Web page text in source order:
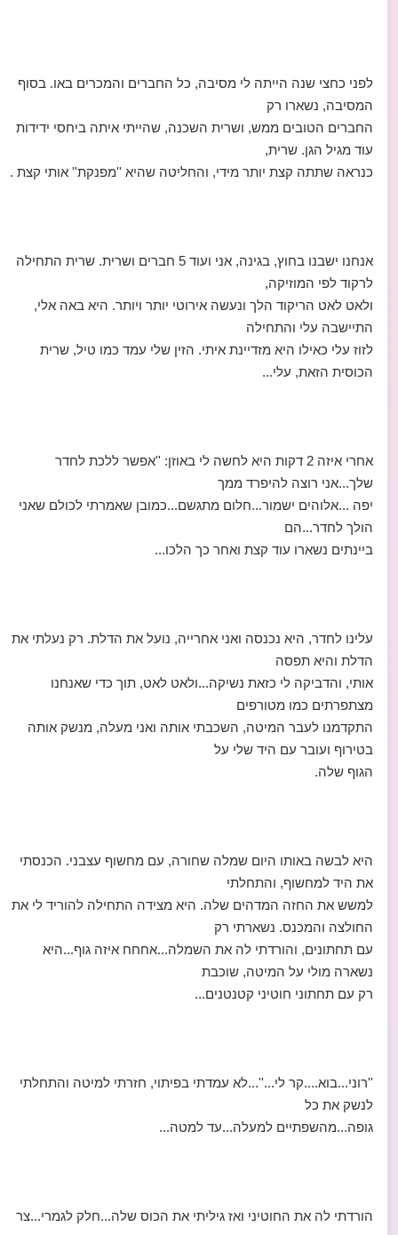
לפני כחצי שנה הייתה לי מסיבה, כל החברים והמכרים באו. בסוף
המסיבה, נשארו רק
החברים הטובים ממש, ושרית השכנה, שהייתי איתה ביחסי ידידות
עוד מגיל הגן. שרית,
כנראה שתתה קצת יותר מידי, והחליטה שהיא ''מפנקת'' אותי קצת .
אנחנו ישבנו בחוץ, בגינה, אני ועוד 5 חברים ושרית. שרית התחילה
לרקוד לפי המוזיקה,
ולאט לאט הריקוד הלך ונעשה אירוטי יותר ויותר. היא באה אלי,
התיישבה עלי והתחילה
לזוז עלי כאילו היא מזדיינת איתי. הזין שלי עמד כמו טיל, שרית
הכוסית הזאת, עלי...
אחרי איזה 2 דקות היא לחשה לי באוזן: ''אפשר ללכת לחדר
שלך...אני רוצה להיפרד ממך
יפה ...אלוהים ישמור...חלום מתגשם...כמובן שאמרתי לכולם שאני
הולך לחדר...הם
ביינתים נשארו עוד קצת ואחר כך הלכו...
עלינו לחדר, היא נכנסה ואני אחרייה, נועל את הדלת. רק נעלתי את
הדלת והיא תפסה
אותי, והדביקה לי כזאת נשיקה...ולאט לאט, תוך כדי שאנחנו
מצתפרתים כמו מטורפים
התקדמנו לעבר המיטה, השכבתי אותה ואני מעלה, מנשק אותה
בטירוף ועובר עם היד שלי על
הגוף שלה.
היא לבשה באותו היום שמלה שחורה, עם מחשוף עצבני. הכנסתי
את היד למחשוף, והתחלתי
למשש את החזה המדהים שלה. היא מצידה התחילה להוריד לי את
החולצה והמכנס. נשארתי רק
עם תחתונים, והורדתי לה את השמלה...אחחח איזה גוף...היא
נשארה מולי על המיטה, שוכבת
רק עם תחתוני חוטיני קטנטנים...
''רוני...בוא....קר לי...''...לא עמדתי בפיתוי, חזרתי למיטה והתחלתי
לנשק את כל
גופה...מהשפתיים למעלה...עד למטה...
הורדתי לה את החוטיני ואז גיליתי את הכוס שלה...חלק לגמרי...צר